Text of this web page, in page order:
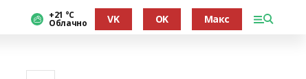
+21 °С
Облачно VK OK Макс